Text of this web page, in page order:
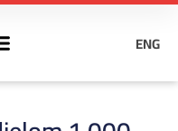
ENG